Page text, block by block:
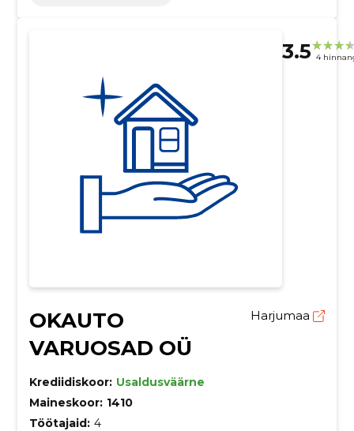
3.5 4
OKAUTO
VARUOSAD OÜ
Harjumaa
Krediidiskoor: Usaldusväärne
Maineskoor: 1410
Töötajaid: 4